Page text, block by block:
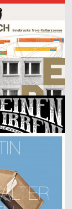
A
2006
CH
2007
GbR D
2007